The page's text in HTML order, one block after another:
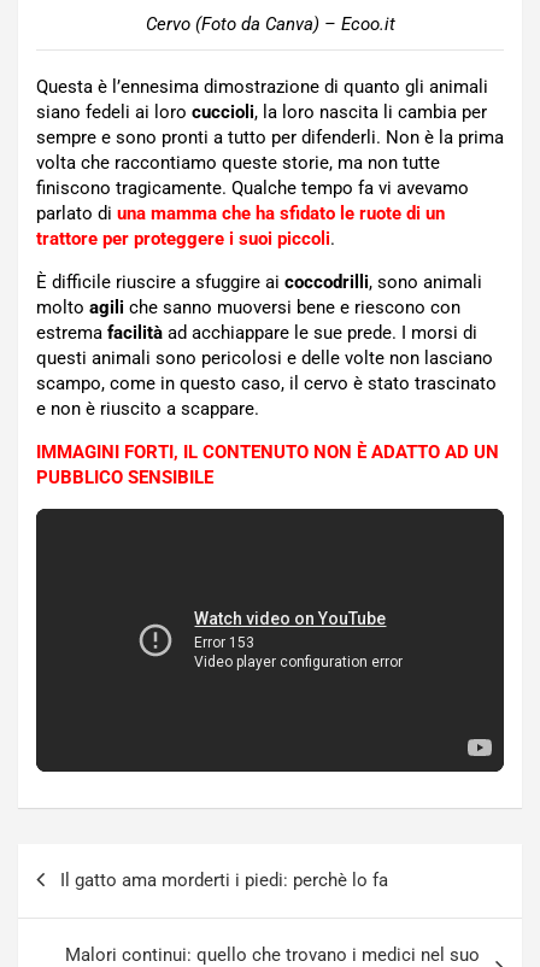
Cervo (Foto da Canva) – Ecoo.it
Questa è l’ennesima dimostrazione di quanto gli animali
siano fedeli ai loro cuccioli, la loro nascita li cambia per
sempre e sono pronti a tutto per difenderli. Non è la prima
volta che raccontiamo queste storie, ma non tutte
finiscono tragicamente. Qualche tempo fa vi avevamo
parlato di una mamma che ha sfidato le ruote di un
trattore per proteggere i suoi piccoli.
È difficile riuscire a sfuggire ai coccodrilli, sono animali
molto agili che sanno muoversi bene e riescono con
estrema facilità ad acchiappare le sue prede. I morsi di
questi animali sono pericolosi e delle volte non lasciano
scampo, come in questo caso, il cervo è stato trascinato
e non è riuscito a scappare.
IMMAGINI FORTI, IL CONTENUTO NON È ADATTO AD UN
PUBBLICO SENSIBILE
articoli
Il gatto ama morderti i piedi: perchè lo fa
Malori continui: quello che trovano i medici nel suo